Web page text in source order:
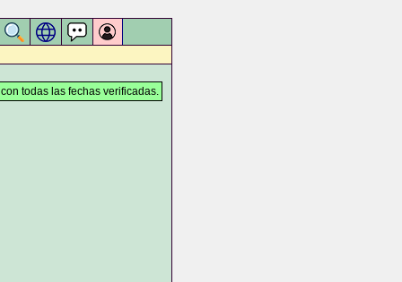
todas las fechas verificadas.